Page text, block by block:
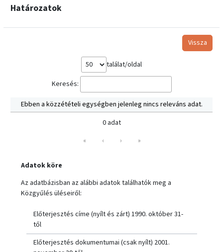
Határozatok
Vissza
találat/oldal
Keresés:
Ebben a közzétételi egységben jelenleg nincs releváns adat.
0 adat
«
‹ › »
Adatok köre
Az adatbázisban az alábbi adatok találhatók meg a
Közgyűlés üléseiről:
Előterjesztés címe (nyílt és zárt) 1990. október 31-
től
Előterjesztés dokumentumai (csak nyílt) 2001.